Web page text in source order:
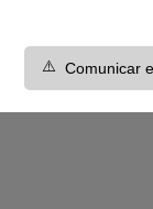
⚠️ Comunicar